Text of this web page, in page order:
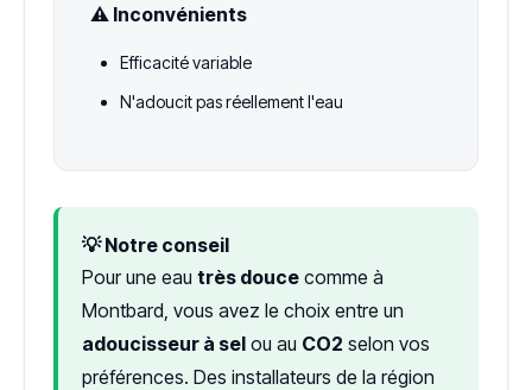
⚠️ Inconvénients
Efficacité variable
N'adoucit pas réellement l'eau
💡 Notre conseil
Pour une eau très douce comme à
Montbard, vous avez le choix entre un
adoucisseur à sel ou au CO2 selon vos
préférences. Des installateurs de la région